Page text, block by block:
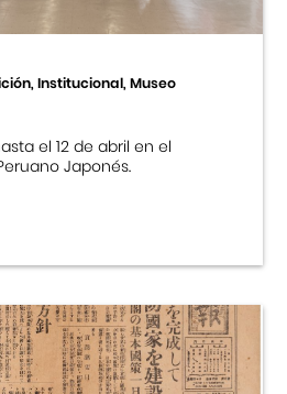
Institucional, Museo
el 12 de abril en el
Japonés.